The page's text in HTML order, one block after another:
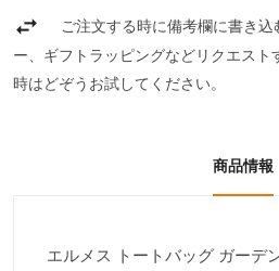
ご注文する時に備考欄に書き
ー、ギフトラッピングなどリクエス
時はどぞうお試してください。
商品情報
エルメス トートバッグ ガーデ